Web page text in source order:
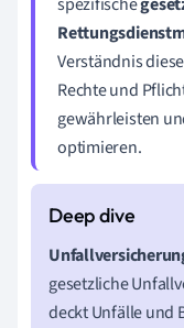
Verständnis
Rechte und
gewährleisten
optimieren.
gesetzliche
deckt Unfälle und